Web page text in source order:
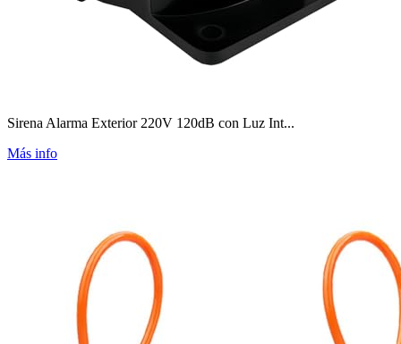
Sirena Alarma Exterior 220V 120dB con Luz Int...
Más info